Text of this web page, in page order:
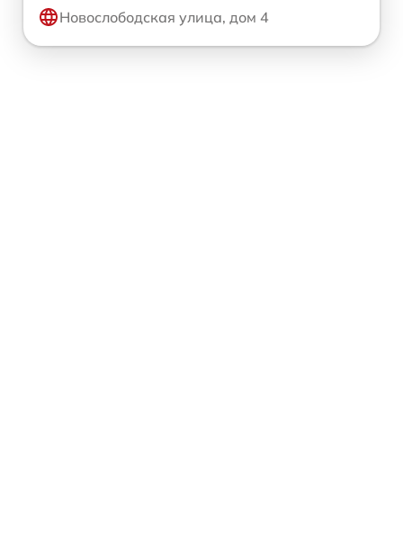
Новослободская улица, дом 4